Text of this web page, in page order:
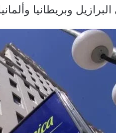
وبريطانيا